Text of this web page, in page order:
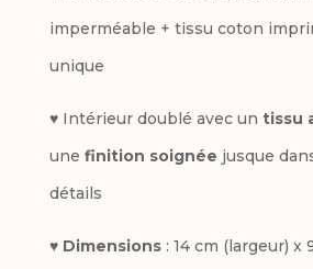
imperméable + tissu coton
unique
♥ Intérieur doublé avec un tissu
une finition soignée jusque
détails
♥ Dimensions: 14 cm (largeur) x